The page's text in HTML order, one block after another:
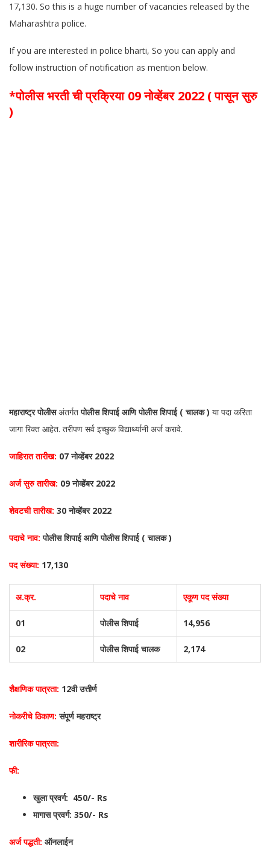
17,130. So this is a huge number of vacancies released by the
Maharashtra police.
If you are interested in police bharti, So you can apply and
follow instruction of notification as mention below.
*पोलीस भरती ची प्रक्रिया 09 नोव्हेंबर 2022 ( पासून सुरु
)
महाराष्ट्र पोलीसअंतर्गतपोलीस शिपाई आणि पोलीस शिपाई ( चालक ) या पदा करिता
जागा रिक्त आहेत. तरीपण सर्व इच्छुक विद्यार्थ्यानी अर्ज करावे.
जाहिरात तारीख: 07 नोव्हेंबर 2022
अर्ज सुरु तारीख: 09 नोव्हेंबर 2022
शेवटची तारीख: 30 नोव्हेंबर 2022
पदाचे नाव:पोलीस शिपाई आणि पोलीस शिपाई ( चालक )
पद संख्या: 17,130
अ.क्र. पदाचे नाव एकूण पद संख्या
01 पोलीस शिपाई 14,956
02 पोलीस शिपाई चालक 2,174
शैक्षणिक पात्रता: 12वी उत्तीर्ण
नोकरीचे ठिकाण: संपूर्ण महराष्ट्र
शारीरिक पात्रता:
फी:
खुला प्रवर्ग: 450/- Rs
मागास प्रवर्ग: 350/- Rs
अर्ज पद्धती: ऑनलाईन